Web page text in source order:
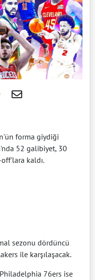
forma giydiği
52 galibiyet, 30
kaldı.
sezonu dördüncü
ile karşılaşacak.
76ers ise